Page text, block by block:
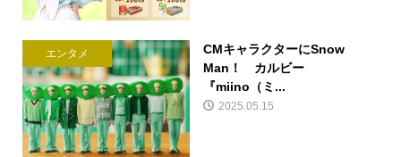
エンタメ
CMキャラクターにSnow
Man！ カルビー
『miino（ミ...
2025.05.15